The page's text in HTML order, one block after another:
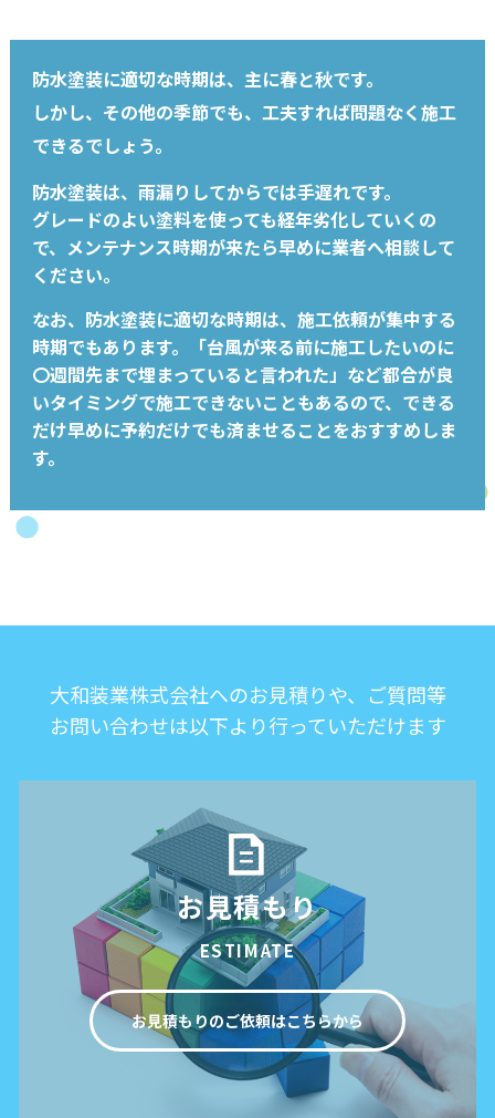
防水塗装に適切な時期は、主に春と秋です。
しかし、その他の季節でも、工夫すれば問題なく施工
できるでしょう。
防水塗装は、雨漏りしてからでは手遅れです。
グレードのよい塗料を使っても経年劣化していくの
で、メンテナンス時期が来たら早めに業者へ相談して
ください。
なお、防水塗装に適切な時期は、施工依頼が集中する
時期でもあります。「台風が来る前に施工したいのに
〇週間先まで埋まっていると言われた」など都合が良
いタイミングで施工できないこともあるので、できる
だけ早めに予約だけでも済ませることをおすすめしま
す。
大和装業株式会社へのお見積りや、ご質問等
お問い合わせは以下より行っていただけます
お見積もり
ESTIMATE
お見積もりのご依頼はこちらから